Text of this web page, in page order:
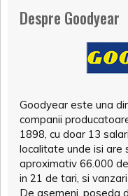
Despre Goodyear
Goodyear este una
companii
1898, cu doar 13
localitate unde isi are
aproximativ 66.000
in 21 de tari, si
De asemeni, poseda